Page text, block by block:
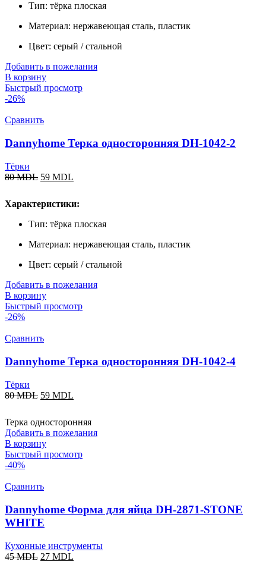
Тип: тёрка плоская
Материал: нержавеющая сталь, пластик
Цвет: серый / стальной
Добавить в пожелания
В корзину
Быстрый просмотр
-26%
Сравнить
Dannyhome Терка односторонняя DH-1042-2
Тёрки
80MDL 59 MDL
Характеристики:
Тип: тёрка плоская
Материал: нержавеющая сталь, пластик
Цвет: серый / стальной
Добавить в пожелания
В корзину
Быстрый просмотр
-26%
Сравнить
Dannyhome Терка односторонняя DH-1042-4
Тёрки
80MDL 59 MDL
Терка односторонняя
Добавить в пожелания
В корзину
Быстрый просмотр
-40%
Сравнить
Dannyhome Форма для яйца DH-2871-STONE
WHITE
Кухонные инструменты
45MDL 27 MDL